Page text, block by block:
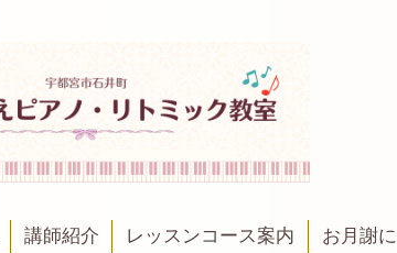
講師紹介 レッスンコース案内
お月謝